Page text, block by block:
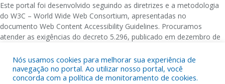
Nós usamos cookies para melhorar sua experiência de
navegação no portal. Ao utilizar nosso portal, você
concorda com a política de monitoramento de cookies.
Este portal foi desenvolvido seguindo as diretrizes e a metodologia
do W3C – World Wide Web Consortium, apresentadas no
documento Web Content Accessibility Guidelines. Procuramos
atender as exigências do decreto 5.296, publicado em dezembro de
eletrônicos da administração pública na rede mundial de
computadores para o uso das pessoas com necessidades especiais,
garantindo-lhes o pleno acesso aos conteúdos disponíveis.